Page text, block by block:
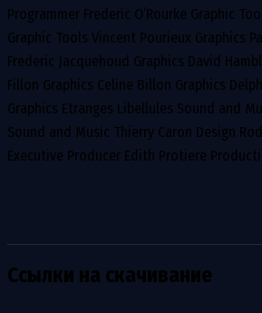
Programmer Frederic O’Rourke Graphic
Graphic Tools Vincent Pourieux Graphics
Frederic Jacquehoud Graphics David
Fillon Graphics Celine Billon Graphics
Graphics Etranges Libellules Sound and
Sound and Music Thierry Caron Design
Executive Producer Edith Protiere
Ссылки на скачивание